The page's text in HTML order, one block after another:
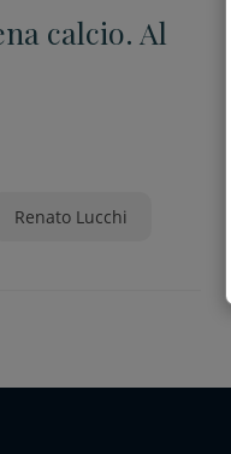
calcio. Al
Renato Lucchi